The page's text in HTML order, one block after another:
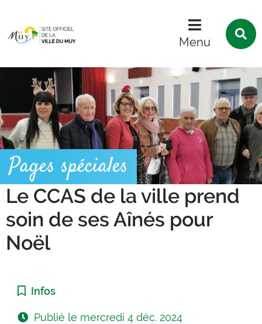
Menu
Pages spéciales
Le CCAS de la ville prend
soin de ses Aînés pour
Noël
Catégorie :
Infos
Publié le mercredi 4 déc. 2024